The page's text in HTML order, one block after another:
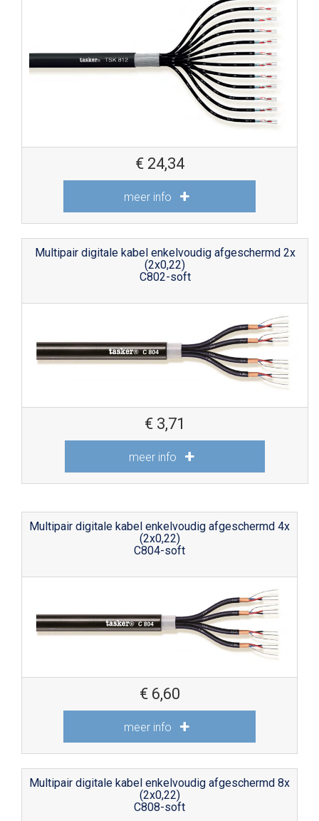
€ 24,34
meer info
Multipair digitale kabel enkelvoudig afgeschermd 2x
(2x0,22)
C802-soft
€ 3,71
meer info
Multipair digitale kabel enkelvoudig afgeschermd 4x
(2x0,22)
C804-soft
€ 6,60
meer info
Multipair digitale kabel enkelvoudig afgeschermd 8x
(2x0,22)
C808-soft